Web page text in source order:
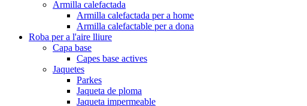
Armilla calefactada
Armilla calefactada per a home
Armilla calefactable per a dona
Roba per a l'aire lliure
Capa base
Capes base actives
Jaquetes
Parkes
Jaqueta de ploma
Jaqueta impermeable